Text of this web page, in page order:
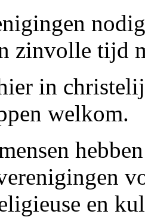
zinvolle tijd
in
welkom.
en